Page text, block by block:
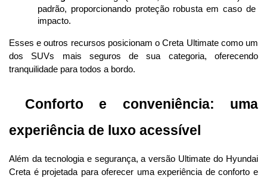
padrão, proporcionando proteção robusta em caso de
impacto.
Esses e outros recursos posicionam o Creta Ultimate como um
dos SUVs mais seguros de sua categoria, oferecendo
tranquilidade para todos a bordo.
Conforto e conveniência: uma
experiência de luxo acessível
Além da tecnologia e segurança, a versão Ultimate do Hyundai
Creta é projetada para oferecer uma experiência de conforto e